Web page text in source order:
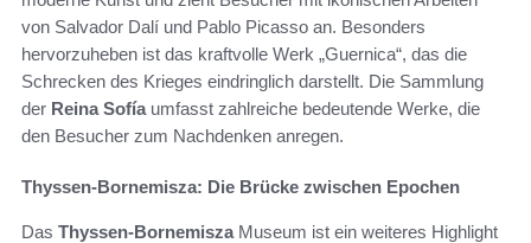
von Salvador Dalí und Pablo Picasso an. Besonders
hervorzuheben ist das kraftvolle Werk „Guernica“, das die
Schrecken des Krieges eindringlich darstellt. Die Sammlung
der Reina Sofíaumfasst zahlreiche bedeutende Werke, die
den Besucher zum Nachdenken anregen.
Thyssen-Bornemisza: Die Brücke zwischen Epochen
Das Thyssen-BornemiszaMuseum ist ein weiteres Highlight